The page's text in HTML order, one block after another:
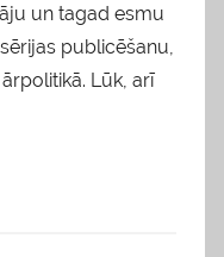
un tagad esmu
publicēšanu,
Lūk, arī